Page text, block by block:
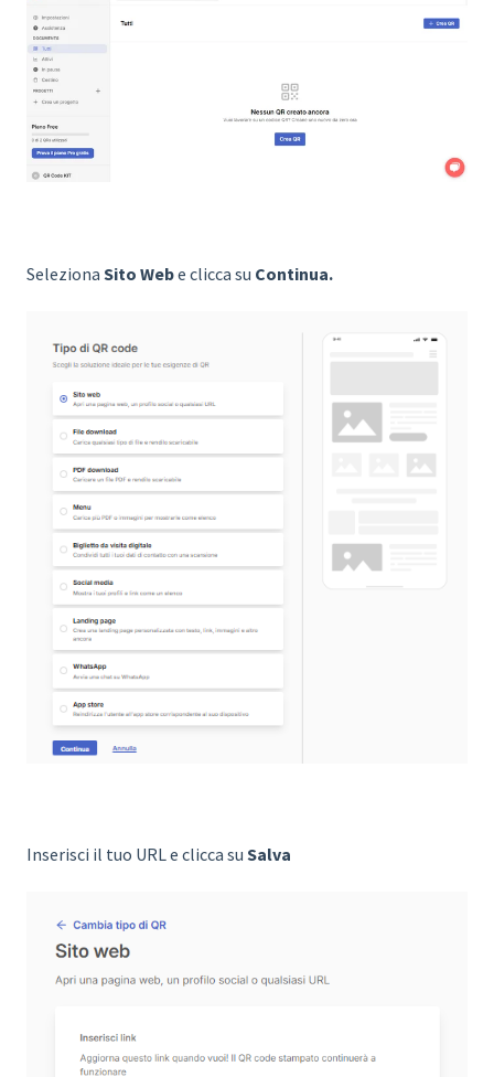
Seleziona Sito Webe clicca su Continua.
Inserisci il tuo URL e clicca su Salva